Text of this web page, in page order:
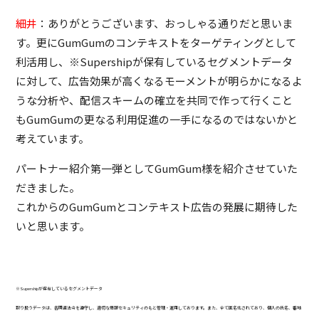
細井 ：ありがとうございます、おっしゃる通りだと思いま
す。更にGumGumのコンテキストをターゲティングとして
利活用し、※Supershipが保有しているセグメントデータ
に対して、広告効果が高くなるモーメントが明らかになるよ
うな分析や、配信スキームの確立を共同で作って行くこと
もGumGumの更なる利用促進の一手になるのではないかと
考えています。
パートナー紹介第一弾としてGumGum様を紹介させていた
だきました。
これからのGumGumとコンテキスト広告の発展に期待した
いと思います。
※Supershipが保有しているセグメントデータ
取り扱うデータは、各関連法令を遵守し、適切な情報セキュリティのもと管理・運用しております。また、全て匿名化されており、個人の氏名、番地